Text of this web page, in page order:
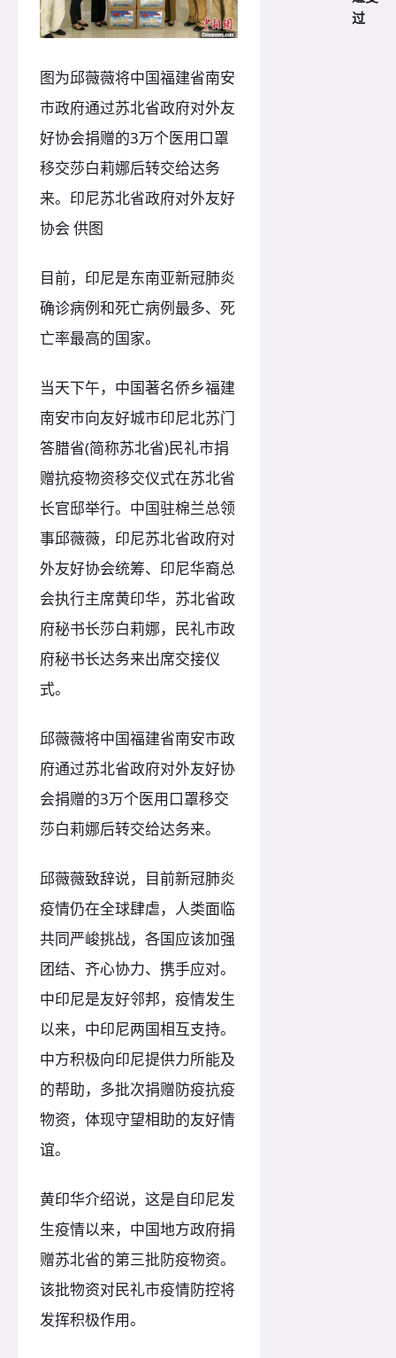
图为邱薇薇将中国福建省南安
市政府通过苏北省政府对外友
好协会捐赠的3万个医用口罩
移交莎白莉娜后转交给达务
来。印尼苏北省政府对外友好
协会 供图
目前，印尼是东南亚新冠肺炎
确诊病例和死亡病例最多、死
亡率最高的国家。
当天下午，中国著名侨乡福建
南安市向友好城市印尼北苏门
答腊省(简称苏北省)民礼市捐
赠抗疫物资移交仪式在苏北省
长官邸举行。中国驻棉兰总领
事邱薇薇，印尼苏北省政府对
外友好协会统筹、印尼华裔总
会执行主席黄印华，苏北省政
府秘书长莎白莉娜，民礼市政
府秘书长达务来出席交接仪
式。
邱薇薇将中国福建省南安市政
府通过苏北省政府对外友好协
会捐赠的3万个医用口罩移交
莎白莉娜后转交给达务来。
邱薇薇致辞说，目前新冠肺炎
疫情仍在全球肆虐，人类面临
共同严峻挑战，各国应该加强
团结、齐心协力、携手应对。
中印尼是友好邻邦，疫情发生
以来，中印尼两国相互支持。
中方积极向印尼提供力所能及
的帮助，多批次捐赠防疫抗疫
物资，体现守望相助的友好情
谊。
黄印华介绍说，这是自印尼发
生疫情以来，中国地方政府捐
赠苏北省的第三批防疫物资。
该批物资对民礼市疫情防控将
发挥积极作用。
过